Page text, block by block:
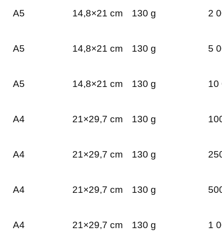
A5 14,8×21 cm 130 g 2
A5 14,8×21 cm 130 g 5
A5 14,8×21 cm 130 g 10
A4 21×29,7 cm 130 g
A4 21×29,7 cm 130 g
A4 21×29,7 cm 130 g
A4 21×29,7 cm 130 g 1